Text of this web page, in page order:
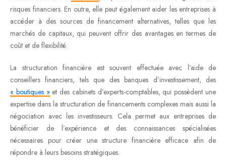
risques financiers. En outre, elle peut également aider les entreprises à
accéder à des sources de financement alternatives, telles que les
marchés de capitaux, qui peuvent offrir des avantages en termes de
coût et de flexibilité.
La structuration financière est souvent effectuée avec l’aide de
conseillers financiers, tels que des banques d’investissement, des
« boutiques »et des cabinets d’experts-comptables, qui possèdent une
expertise dans la structuration de financements complexes mais aussi la
négociation avec les investisseurs. Cela permet aux entreprises de
bénéficier de l’expérience et des connaissances spécialisées
nécessaires pour créer une structure financière efficace afin de
répondre à leurs besoins stratégiques.